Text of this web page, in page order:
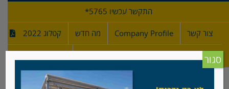
התקשר עכשיו 5765*
צור קשר Company Profile מה חדש קטלוג 2022
סגור